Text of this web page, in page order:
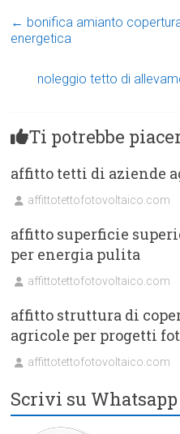
← bonifica amianto
energetica
noleggio tetto di
Ti potrebbe
affitto tetti di aziende
affittotettofotovoltaico.com
affitto superficie
per energia pulita
affittotettofotovoltaico.com
affitto struttura di
agricole per progetti
affittotettofotovoltaico.com
Scrivi su